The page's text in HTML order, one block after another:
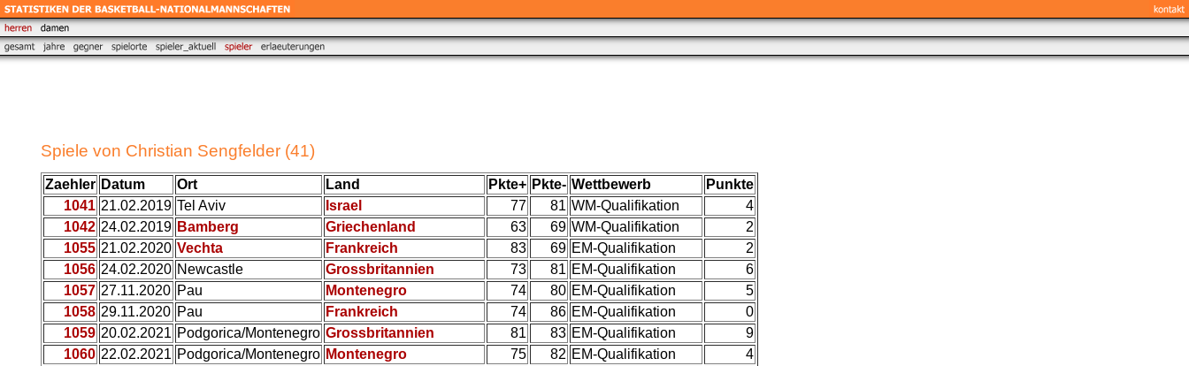
Spiele von Christian Sengfelder (41)
Zaehler Datum Ort Land Pkte+ Pkte- Wettbewerb
Punkte
1041 21.02.2019 Tel Aviv Israel 77 81 WM-Qualifikation
4
1042 24.02.2019 Bamberg Griechenland 63 69 WM-Qualifikation
2
1055 21.02.2020 Vechta Frankreich 83 69 EM-Qualifikation
2
1056 24.02.2020 Newcastle Grossbritannien 73 81 EM-Qualifikation
6
1057 27.11.2020 Pau Montenegro 74 80 EM-Qualifikation
5
1058 29.11.2020 Pau Frankreich 74 86 EM-Qualifikation
0
1059 20.02.2021 Podgorica/Montenegro Grossbritannien 81 83 EM-Qualifikation
9
1060 22.02.2021 Podgorica/Montenegro Montenegro 75 82 EM-Qualifikation
4